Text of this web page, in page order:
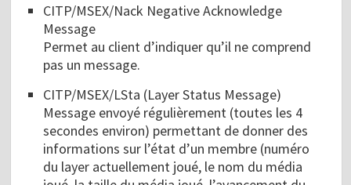
CITP/MSEX/Nack Negative Acknowledge
Message
Permet au client d’indiquer qu’il ne comprend
pas un message.
CITP/MSEX/LSta (Layer Status Message)
Message envoyé régulièrement (toutes les 4
secondes environ) permettant de donner des
informations sur l’état d’un membre (numéro
du layer actuellement joué, le nom du média